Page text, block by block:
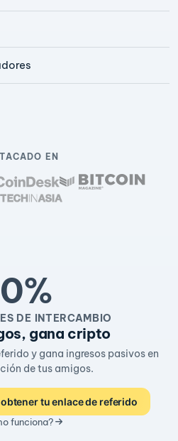
EN
DE INTERCAMBIO
gana cripto
y gana ingresos pasivos en
de tus amigos.
tu enlace de referido
funciona?